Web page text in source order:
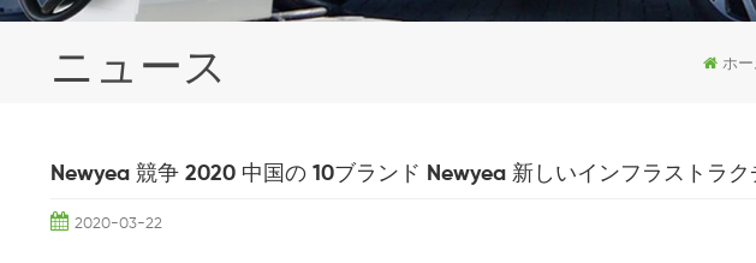
ニュース ホー
Newyea 競争 2020 中国の 10ブランド Newyea 新しいインフラストラ
2020-03-22